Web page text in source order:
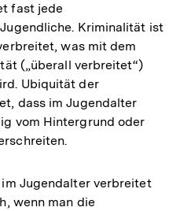
fast jede
Kriminalität ist
was mit dem
(„überall verbreitet“)
Ubiquität der
dass im Jugendalter
vom Hintergrund oder
Jugendalter verbreitet
wenn man die